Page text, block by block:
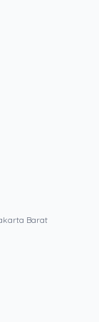
dan
kekuatan
Barat